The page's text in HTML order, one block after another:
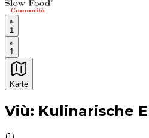
1
1
Karte
Unvergessliche kulinarische
Viù: Kulinarische